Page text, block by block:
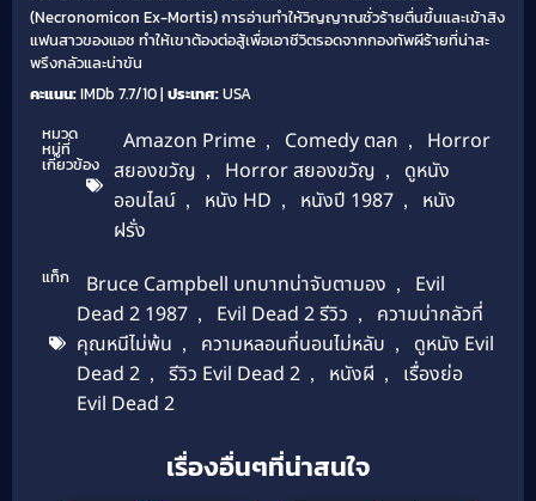
(Necronomicon Ex-Mortis) การอ่านทำให้วิญญาณชั่วร้ายตื่นขึ้นและเข้าสิง
แฟนสาวของแอช ทำให้เขาต้องต่อสู้เพื่อเอาชีวิตรอดจากกองทัพผีร้ายที่น่าสะ
พรึงกลัวและน่าขัน
คะแนน:IMDb 7.7/10 | ประเทศ:USA
หมวด
หมู่ที่
เกี่ยวข้อง
Amazon Prime , Comedy ตลก ,
Horror
สยองขวัญ , Horror สยองขวัญ ,
ดูหนัง
ออนไลน์ , หนัง HD , หนังปี 1987 ,
หนัง
ฝรั่ง
แท็ก Bruce Campbell บทบาทน่าจับตามอง ,
Evil
Dead 2 1987 , Evil Dead 2 รีวิว ,
ความน่ากลัวที่
คุณหนีไม่พ้น , ความหลอนที่นอนไม่หลับ ,
ดูหนัง Evil
Dead 2 , รีวิว Evil Dead 2 , หนังผี ,
เรื่องย่อ
Evil Dead 2
เรื่องอื่นๆที่น่าสนใจ